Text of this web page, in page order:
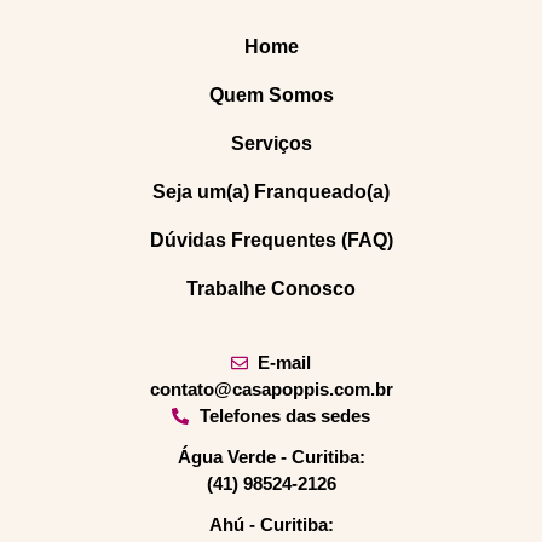
Home
Quem Somos
Serviços
Seja um(a) Franqueado(a)
Dúvidas Frequentes (FAQ)
Trabalhe Conosco
E-mail
contato@casapoppis.com.br
Telefones das sedes
Água Verde - Curitiba:
(41) 98524-2126
Ahú - Curitiba: